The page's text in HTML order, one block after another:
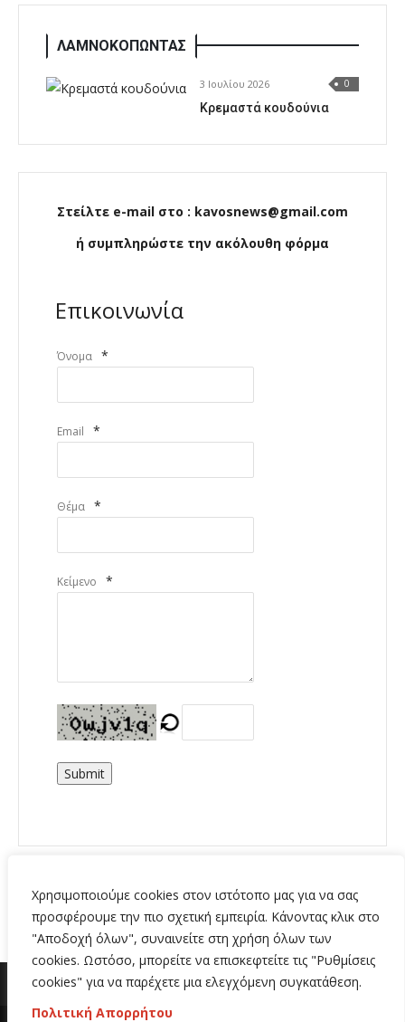
Χρησιμοποιούμε cookies στον ιστότοπο μας για να σας
προσφέρουμε την πιο σχετική εμπειρία. Κάνοντας κλικ στο
"Αποδοχή όλων", συναινείτε στη χρήση όλων των
cookies. Ωστόσο, μπορείτε να επισκεφτείτε τις "Ρυθμίσεις
cookies" για να παρέχετε μια ελεγχόμενη συγκατάθεση.
Πολιτική Απορρήτου
ΛΑΜΝΟΚΟΠΩΝΤΑΣ
3 Ιουλίου 2026 0
Κρεμαστά κουδούνια
Στείλτε e-mail στο : kavosnews@gmail.com
ή συμπληρώστε την ακόλουθη φόρμα
Επικοινωνία
Όνομα *
Email *
Θέμα *
Κείμενο *
Submit